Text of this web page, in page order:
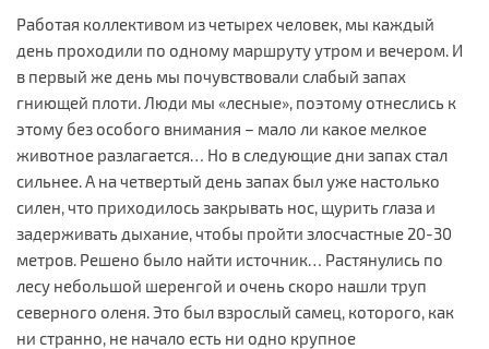
Работая коллективом из четырех человек, мы каждый
день проходили по одному маршруту утром и вечером. И
в первый же день мы почувствовали слабый запах
гниющей плоти. Люди мы «лесные», поэтому отнеслись к
этому без особого внимания – мало ли какое мелкое
животное разлагается… Но в следующие дни запах стал
сильнее. А на четвертый день запах был уже настолько
силен, что приходилось закрывать нос, щурить глаза и
задерживать дыхание, чтобы пройти злосчастные 20-30
метров. Решено было найти источник… Растянулись по
лесу небольшой шеренгой и очень скоро нашли труп
северного оленя. Это был взрослый самец, которого, как
ни странно, не начало есть ни одно крупное